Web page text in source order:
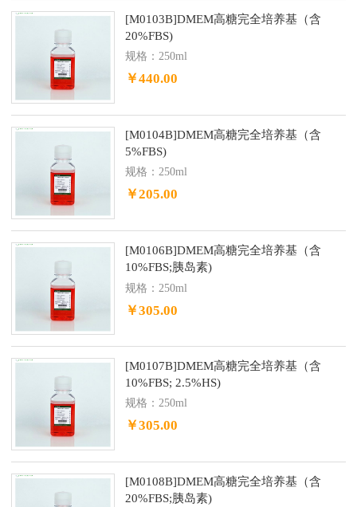
[M0103B]DMEM高糖完全培养基（含
20%FBS)
规格：250ml
￥440.00
[M0104B]DMEM高糖完全培养基（含
5%FBS)
规格：250ml
￥205.00
[M0106B]DMEM高糖完全培养基（含
10%FBS;胰岛素)
规格：250ml
￥305.00
[M0107B]DMEM高糖完全培养基（含
10%FBS; 2.5%HS)
规格：250ml
￥305.00
[M0108B]DMEM高糖完全培养基（含
20%FBS;胰岛素)